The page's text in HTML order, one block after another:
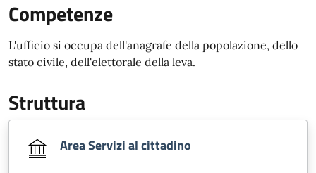
Competenze
L'ufficio si occupa dell'anagrafe della popolazione, dello
stato civile, dell'elettorale della leva.
Struttura
Area Servizi al cittadino